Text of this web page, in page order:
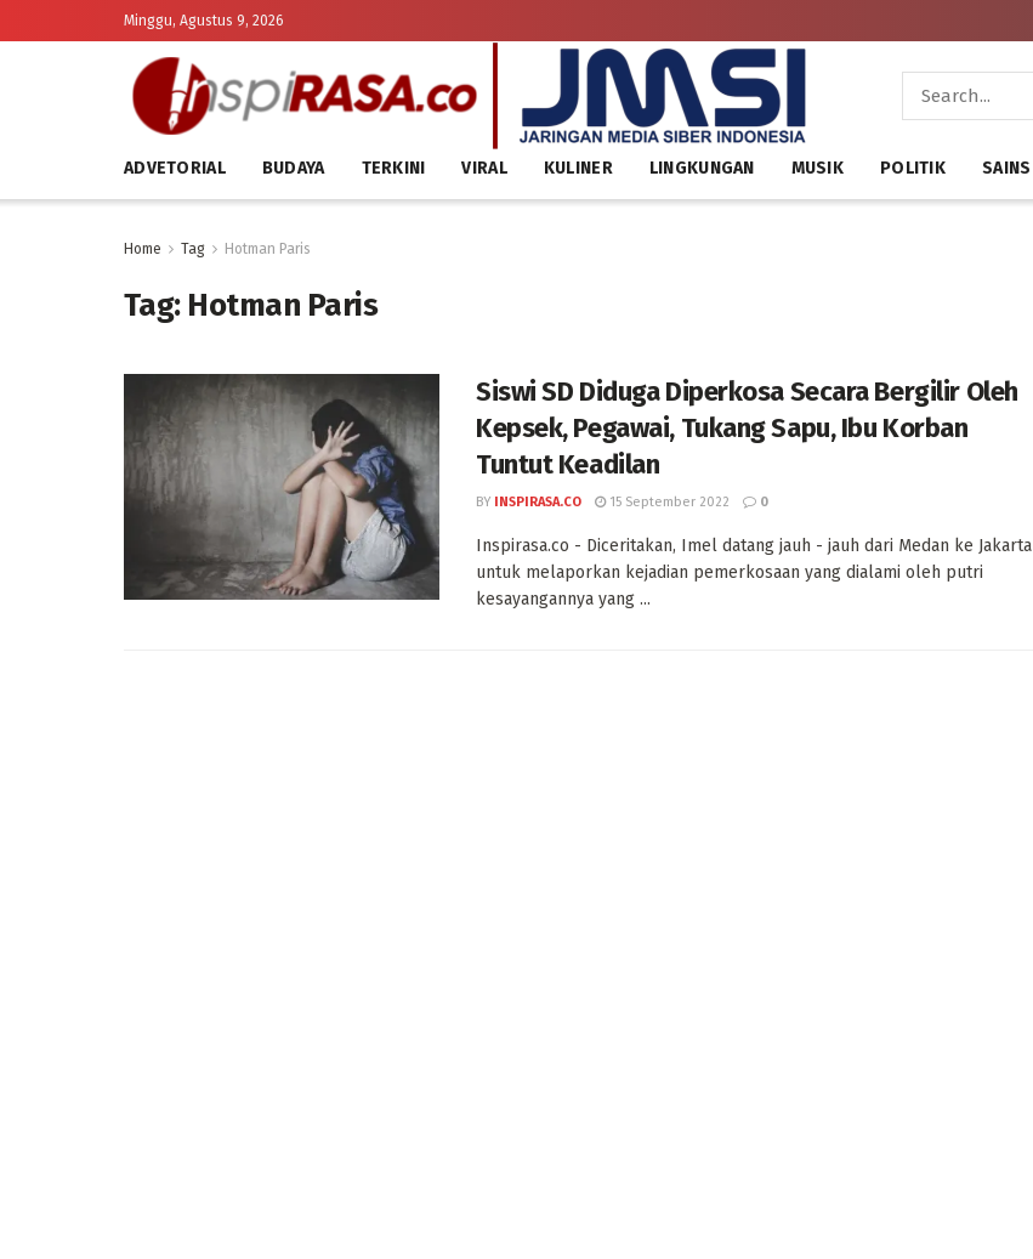
Minggu, Agustus 9, 2026
ADVETORIAL BUDAYA TERKINI VIRAL KULINER LINGKUNGAN MUSIK POLITIK SAINS
Home Tag Hotman Paris
Tag: Hotman Paris
Siswi SD Diduga Diperkosa Secara Bergilir Oleh
Kepsek, Pegawai, Tukang Sapu, Ibu Korban
Tuntut Keadilan
BY INSPIRASA.CO 15 September 2022 0
Inspirasa.co - Diceritakan, Imel datang jauh - jauh dari Medan ke Jakarta
untuk melaporkan kejadian pemerkosaan yang dialami oleh putri
kesayangannya yang ...